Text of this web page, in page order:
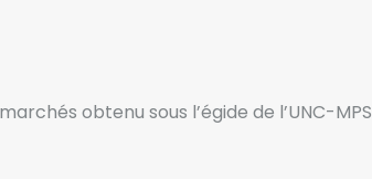
obtenu sous l’égide de l’UNC-MPS